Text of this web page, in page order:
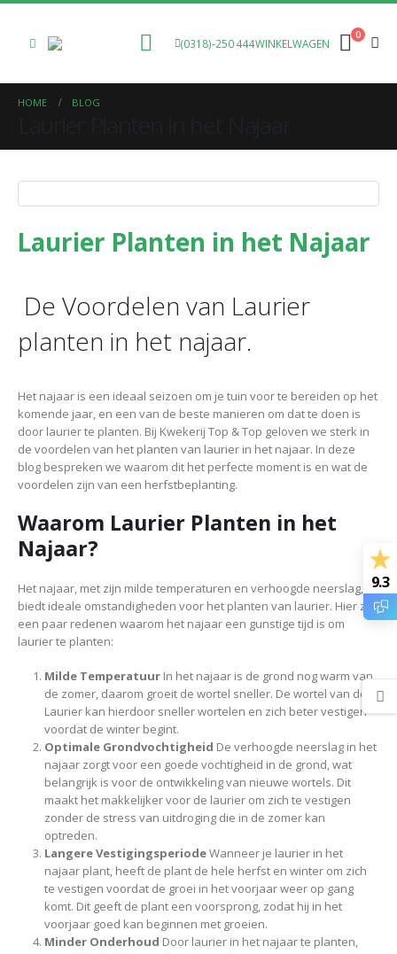
(0318)-250 444WINKELWAGEN
0
HOME BLOG
Laurier Planten in het Najaar
De Voordelen van Laurier
planten in het najaar.
Het najaar is een ideaal seizoen om je tuin voor te bereiden op het
komende jaar, en een van de beste manieren om dat te doen is
door laurier te planten. Bij Kwekerij Top & Top geloven we sterk in
de voordelen van het planten van laurier in het najaar. In deze
blog bespreken we waarom dit het perfecte moment is en wat de
voordelen zijn van een herfstbeplanting.
Waarom Laurier Planten in het
Najaar?
Het najaar, met zijn milde temperaturen en verhoogde neerslag,
biedt ideale omstandigheden voor het planten van laurier. Hier zijn
een paar redenen waarom het najaar een gunstige tijd is om
laurier te planten:
Milde TemperatuurIn het najaar is de grond nog warm van
de zomer, daarom groeit de wortel sneller. De wortel van de
Laurier kan hierdoor sneller wortelen en zich beter vestigen
voordat de winter begint.
Optimale Grondvochtigheid De verhoogde neerslag in het
najaar zorgt voor een goede vochtigheid in de grond, wat
belangrijk is voor de ontwikkeling van nieuwe wortels. Dit
maakt het makkelijker voor de laurier om zich te vestigen
zonder de stress van uitdroging die in de zomer kan
optreden.
Langere VestigingsperiodeWanneer je laurier in het
najaar plant, heeft de plant de hele herfst en winter om zich
te vestigen voordat de groei in het voorjaar weer op gang
komt. Dit geeft de plant een voorsprong, zodat hij in het
voorjaar goed kan beginnen met groeien.
Minder Onderhoud Door laurier in het najaar te planten,
9.3